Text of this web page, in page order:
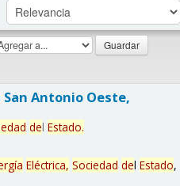
Antonio Oeste,
del Estado.
Eléctrica, Sociedad del Estado,